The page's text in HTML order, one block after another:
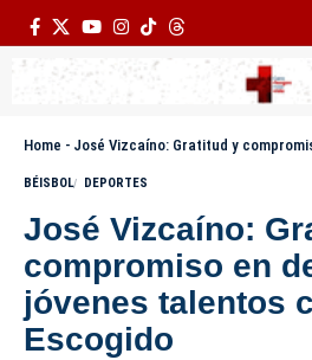
Home - José Vizcaíno: Gratitud y compromiso en
BÉISBOL DEPORTES
José Vizcaíno:
compromiso en
jóvenes talentos
Escogido